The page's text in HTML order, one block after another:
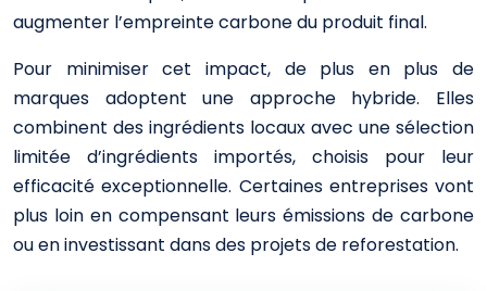
augmenter l’empreinte carbone du produit final.
Pour minimiser cet impact, de plus en plus de
marques adoptent une approche hybride. Elles
combinent des ingrédients locaux avec une sélection
limitée d’ingrédients importés, choisis pour leur
efficacité exceptionnelle. Certaines entreprises vont
plus loin en compensant leurs émissions de carbone
ou en investissant dans des projets de reforestation.